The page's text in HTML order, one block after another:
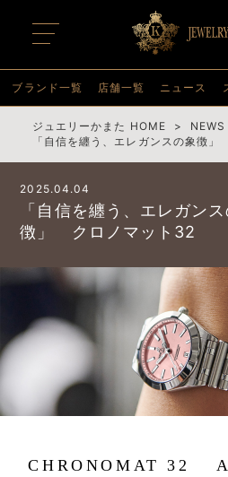
t
o
g
l
n
a
v
i
g
t
i
o
n
ブランド一覧 店舗一覧 ニュース
ジュエリーかまた HOME
NEWS
「自信を纏う、エレガンスの象徴
2025.04.04
「自信を纏う、エレガンス
徴」 クロノマット32
CHRONOMAT 32